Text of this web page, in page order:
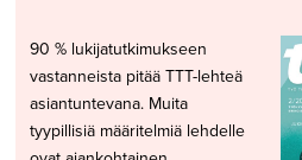
90 % lukijatutkimukseen
vastanneista pitää TTT-lehteä
asiantuntevana. Muita
tyypillisiä määritelmiä lehdelle